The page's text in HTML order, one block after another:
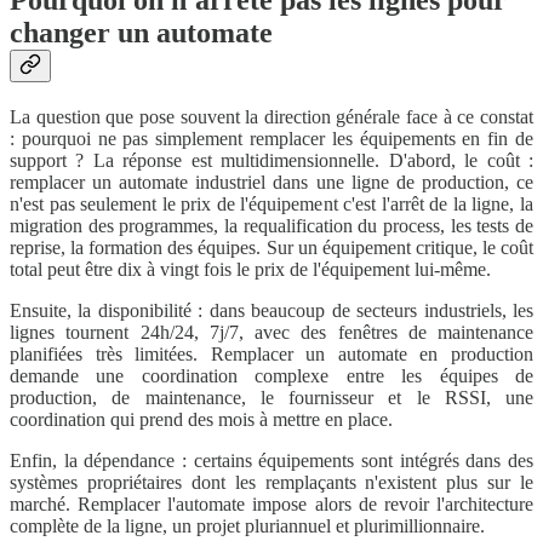
changer un automate
La question que pose souvent la direction générale face à ce constat
: pourquoi ne pas simplement remplacer les équipements en fin de
support ? La réponse est multidimensionnelle. D'abord, le coût :
remplacer un automate industriel dans une ligne de production, ce
n'est pas seulement le prix de l'équipement c'est l'arrêt de la ligne, la
migration des programmes, la requalification du process, les tests de
reprise, la formation des équipes. Sur un équipement critique, le coût
total peut être dix à vingt fois le prix de l'équipement lui-même.
Ensuite, la disponibilité : dans beaucoup de secteurs industriels, les
lignes tournent 24h/24, 7j/7, avec des fenêtres de maintenance
planifiées très limitées. Remplacer un automate en production
demande une coordination complexe entre les équipes de
production, de maintenance, le fournisseur et le RSSI, une
coordination qui prend des mois à mettre en place.
Enfin, la dépendance : certains équipements sont intégrés dans des
systèmes propriétaires dont les remplaçants n'existent plus sur le
marché. Remplacer l'automate impose alors de revoir l'architecture
complète de la ligne, un projet pluriannuel et plurimillionnaire.